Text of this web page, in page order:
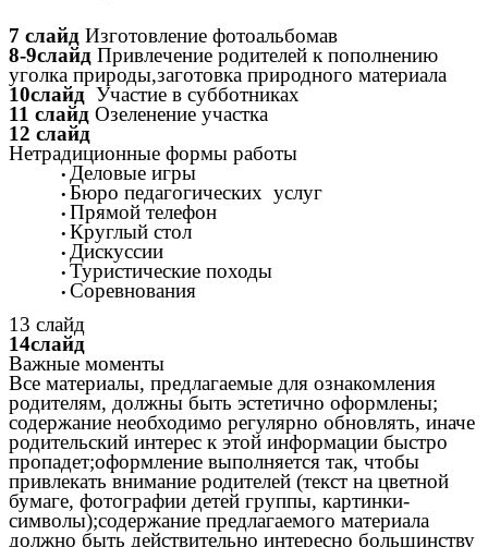
7 слайд Изготовление фотоальбомав
8-9слайд Привлечение родителей к пополнению
уголка природы,заготовка природного материала
10слайдУчастие в субботниках
11 слайд Озеленение участка
12 слайд
Нетрадиционные формы работы
Деловые игры
Бюро педагогических услуг
Прямой телефон
Круглый стол
Дискуссии
Туристические походы
Соревнования
13 слайд
14слайд
Важные моменты
Все материалы, предлагаемые для ознакомления
родителям, должны быть эстетично оформлены;
содержание необходимо регулярно обновлять, иначе
родительский интерес к этой информации быстро
пропадет;оформление выполняется так, чтобы
привлекать внимание родителей (текст на цветной
бумаге, фотографии детей группы, картинки-
символы);содержание предлагаемого материала
должно быть действительно интересно большинству